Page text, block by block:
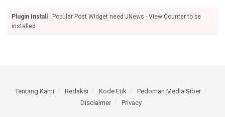
Plugin Install
: Popular Post Widget need JNews - View Counter to be
installed
Tentang Kami Redaksi Kode Etik
Pedoman Media Siber
Disclaimer
Privacy